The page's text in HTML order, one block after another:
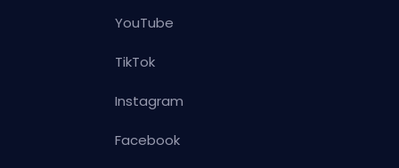
YouTube
TikTok
Instagram
Facebook